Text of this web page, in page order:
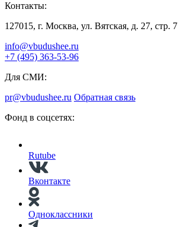
Контакты:
127015, г. Москва, ул. Вятская, д. 27, стр. 7
info@vbudushee.ru
+7 (495) 363-53-96
Для СМИ:
pr@vbudushee.ru Обратная связь
Фонд в соцсетях:
Rutube
Вконтакте
Одноклассники